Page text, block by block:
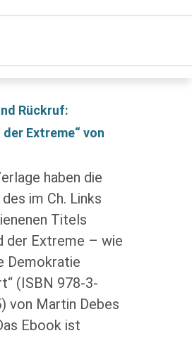
Rückruf:
Extreme“ von
haben die
im Ch. Links
Titels
der Extreme – wie
Demokratie
(ISBN 978-3-
von Martin Debes
Ebook ist